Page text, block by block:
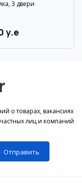
3 двери
y.e
о товарах, вакансиях
лиц и компаний
Отправить